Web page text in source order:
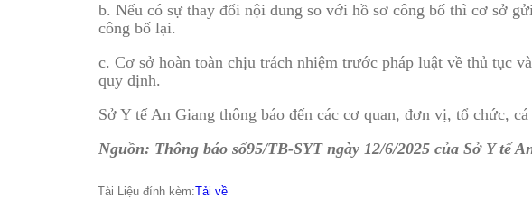
b. Nếu có sự thay đổi nội dung so với hồ sơ công bố thì cơ sở
công bố lại.
c. Cơ sở hoàn toàn chịu trách nhiệm trước pháp luật về thủ tục
quy định.
Sở Y tế An Giang thông báo đến các cơ quan, đơn vị, tổ chức,
Nguồn: Thông báo số95/TB-SYT ngày 12/6/2025 của Sở Y tế
Tài Liệu đính kèm:Tải về